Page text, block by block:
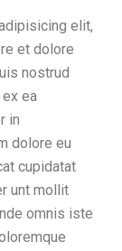
elit,
et dolore
nostrud
ea
in
dolore eu
cupidatat
unt mollit
omnis iste